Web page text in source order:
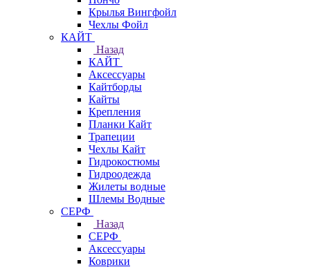
Крылья Вингфойл
Чехлы Фойл
КАЙТ
Назад
КАЙТ
Аксессуары
Кайтборды
Кайты
Крепления
Планки Кайт
Трапеции
Чехлы Кайт
Гидрокостюмы
Гидроодежда
Жилеты водные
Шлемы Водные
СЕРФ
Назад
СЕРФ
Аксессуары
Коврики